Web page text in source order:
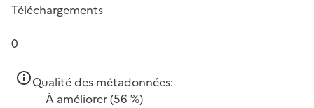
Téléchargements
0
Qualité des métadonnées:
À améliorer(56 %)